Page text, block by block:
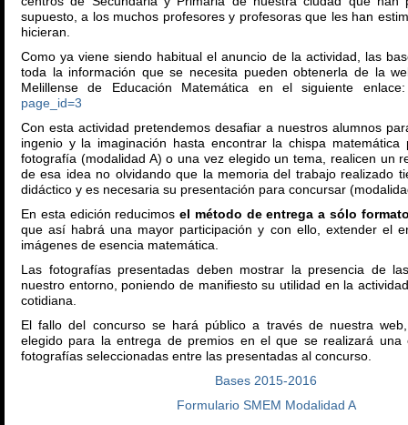
supuesto, a los muchos profesores y profesoras que les han
hicieran.
Como ya viene siendo habitual el anuncio de la actividad, las
toda la información que se necesita pueden obtenerla de la
Melillense de Educación Matemática en el siguiente
page_id=3
Con esta actividad pretendemos desafiar a nuestros alumnos
ingenio y la imaginación hasta encontrar la chispa matemática
fotografía (modalidad A) o una vez elegido un tema, realicen un
de esa idea no olvidando que la memoria del trabajo realizado
didáctico y es necesaria su presentación para concursar
En esta edición reducimos el método de entrega a sólo
que así habrá una mayor participación y con ello, extender el
imágenes de esencia matemática.
Las fotografías presentadas deben mostrar la presencia de
nuestro entorno, poniendo de manifiesto su utilidad en la
cotidiana.
El fallo del concurso se hará público a través de nuestra
elegido para la entrega de premios en el que se realizará una
fotografías seleccionadas entre las presentadas al concurso.
Bases 2015-2016
Formulario SMEM Modalidad A